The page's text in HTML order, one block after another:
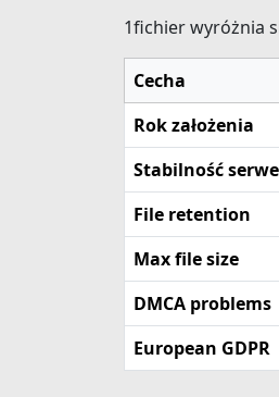
1fichier wyróżnia
Cecha
Rok założenia
Stabilność
File retention
Max file size
DMCA problems
European GDPR